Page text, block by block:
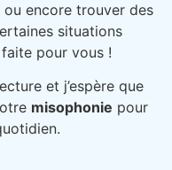
encore trouver des
situations
pour vous !
et j’espère que
misophonie pour